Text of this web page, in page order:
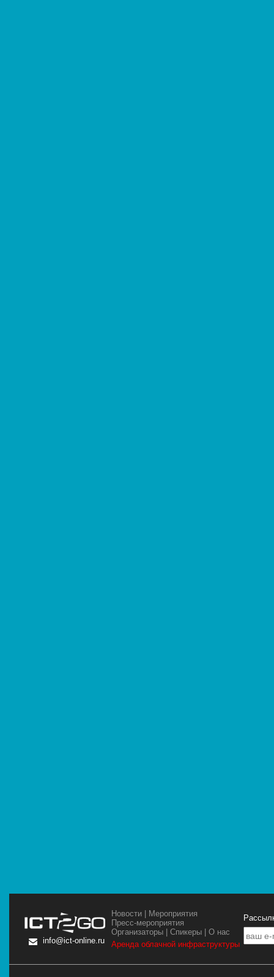
info@ict-online.ru
Новости
Мероприятия
Пресс-мероприятия
Организаторы |Спикеры |О нас
Аренда облачной инфраструктуры